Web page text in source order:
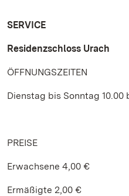
SERVICE
Residenzschloss Urach
ÖFFNUNGSZEITEN
Dienstag bis Sonntag 10.00
PREISE
Erwachsene 4,00 €
Ermäßigte 2,00 €